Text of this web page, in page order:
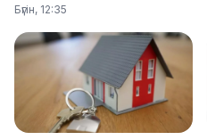
Бүгін, 12:35